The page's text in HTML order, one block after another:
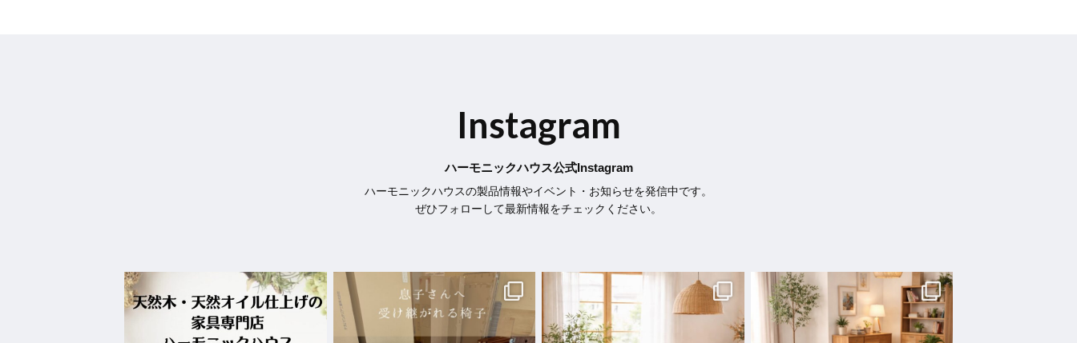
Instagram
ハーモニックハウス公式Instagram
ハーモニックハウスの製品情報やイベント・お知らせを発信中です。
ぜひフォローして最新情報をチェックください。